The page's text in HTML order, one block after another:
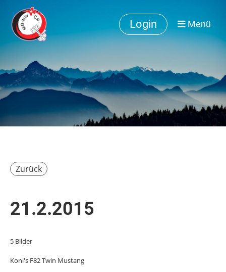
Login Menü
Zurück
21.2.2015
5 Bilder
Koni's F82 Twin Mustang